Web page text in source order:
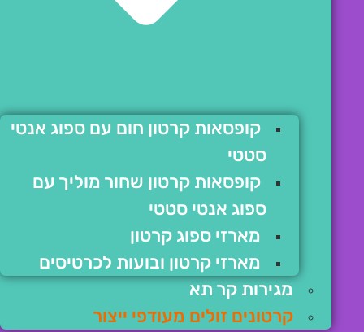
קופסאות קרטון חום עם ספוג אנטי
סטטי
קופסאות קרטון שחור מוליך עם
ספוג אנטי סטטי
מארזי ספוג קרטון
מארזי קרטון ובועות לכרטיסים
מגירות קר תא
קרטונים זולים מעודפי ייצור